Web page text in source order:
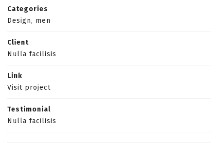
Categories
Design, men
Client
Nulla facilisis
Link
Visit project
Testimonial
Nulla facilisis